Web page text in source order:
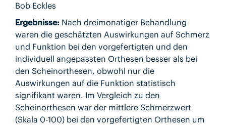
Bob Eckles
Ergebnisse: Nach dreimonatiger Behandlung
waren die geschätzten Auswirkungen auf Schmerz
und Funktion bei den vorgefertigten und den
individuell angepassten Orthesen besser als bei
den Scheinorthesen, obwohl nur die
Auswirkungen auf die Funktion statistisch
signifikant waren. Im Vergleich zu den
Scheinorthesen war der mittlere Schmerzwert
(Skala 0-100) bei den vorgefertigten Orthesen um